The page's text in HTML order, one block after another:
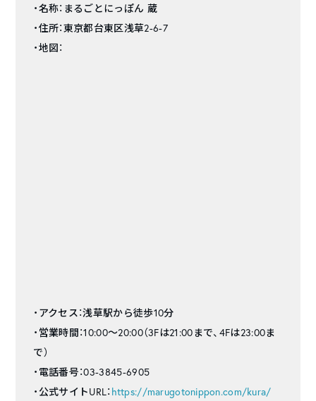
・名称：まるごとにっぽん 蔵
・住所：東京都台東区浅草2-6-7
・地図：
・アクセス：浅草駅から徒歩10分
・営業時間：10:00〜20:00（3Fは21:00まで、4Fは23:00ま
で）
・電話番号：03-3845-6905
・公式サイトURL： https://marugotonippon.com/kura/